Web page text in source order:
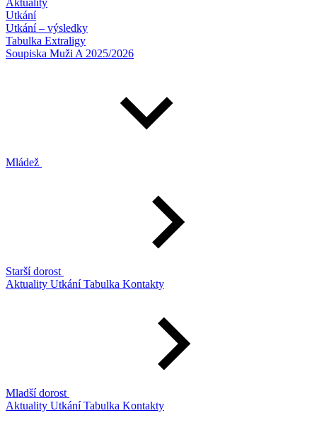
Aktuality
Utkání
Utkání – výsledky
Tabulka Extraligy
Soupiska Muži A 2025/2026
Mládež
Starší dorost
Aktuality UtkáníTabulka Kontakty
Mladší dorost
Aktuality UtkáníTabulka Kontakty